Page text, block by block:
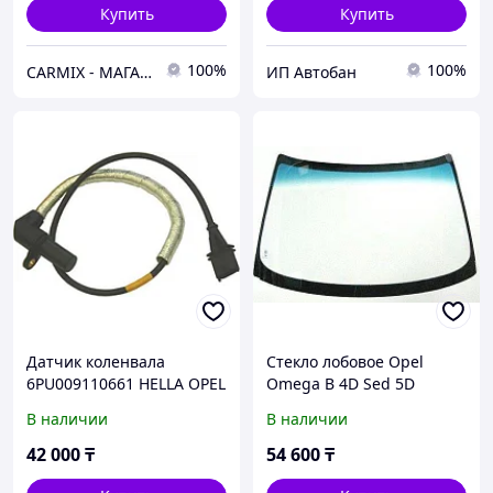
Купить
СARMIX - МАГАЗИН АВТОЗАПЧАСТЕЙ В НУР-СУЛТАНЕ (АСТАНА) 100%
Купить
ИП Автобан 100%
Датчик коленвала
6PU009110661 HELLA OPEL
В наличии
42 000₸
Стекло лобовое Opel
Omega B 4D Sed 5D
датчиком дождя
В наличии
54 600₸